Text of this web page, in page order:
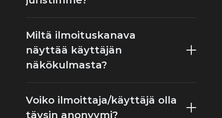
Miltä ilmoituskanava
näyttää käyttäjän
näkökulmasta?
Voiko ilmoittaja/käyttäjä olla
täysin anonyymi?